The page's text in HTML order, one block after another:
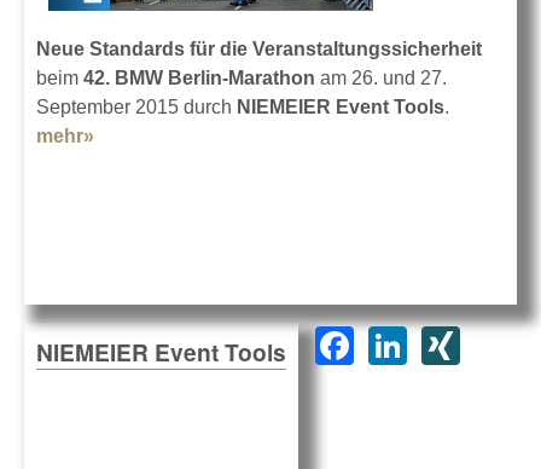
Neue Standards für die Veranstaltungssicherheit
beim 42. BMW Berlin-Marathon am 26. und 27.
September 2015 durch NIEMEIER Event Tools.
mehr»
NIEMEIER Event Tools
F
Li XI